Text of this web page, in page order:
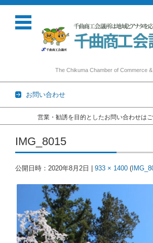
The Chikuma Chamber of Commerce
お問い合わせ
営業・勧誘を目的としたお問い合わせは
コンテンツに移動
IMG_8015
公開日時： 2020年8月2日 933 × 1400 (